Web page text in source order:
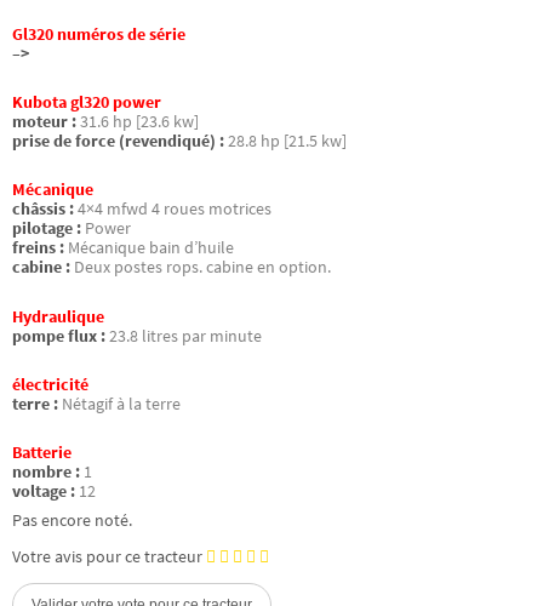
Gl320 numéros de série
–>
Kubota gl320 power
moteur :31.6 hp [23.6 kw]
prise de force (revendiqué) :28.8 hp [21.5 kw]
Mécanique
châssis :4×4 mfwd 4 roues motrices
pilotage : Power
freins : Mécanique bain d’huile
cabine : Deux postes rops. cabine en option.
Hydraulique
pompe flux :23.8 litres par minute
électricité
terre : Nétagif à la terre
Batterie
nombre : 1
voltage : 12
Pas encore noté.
Votre avis pour ce tracteur